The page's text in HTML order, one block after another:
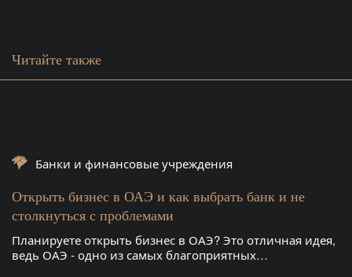
Читайте также
Банки и финансовые учреждения
Открыть бизнес в ОАЭ и как выбрать банк и не
столкнуться с проблемами
Планируете открыть бизнес в ОАЭ? Это отличная идея,
ведь ОАЭ - одно из самых благоприятных…